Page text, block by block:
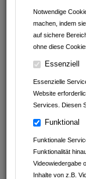
Notwendige
machen, indem
auf sichere
ohne diese
Essenziell
Essenzielle
Website
Services. Diesen
Funktional
Funktionale
Funktionalität
Videowiedergabe
Inhalte von z.B.
Fahrschule
Heilbronner
74912 Kirchardt
Baden-Württemberg
Deutschland
0176 227 257
florian@fs-
www.fs-